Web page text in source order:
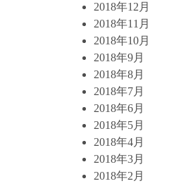
2018年12月
2018年11月
2018年10月
2018年9月
2018年8月
2018年7月
2018年6月
2018年5月
2018年4月
2018年3月
2018年2月